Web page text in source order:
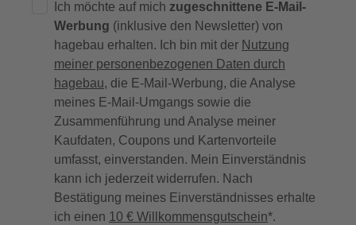
Ich möchte auf mich zugeschnittene E-Mail-
Werbung (inklusive den Newsletter) von
hagebau erhalten. Ich bin mit der Nutzung
meiner personenbezogenen Daten durch
hagebau, die E-Mail-Werbung, die Analyse
meines E-Mail-Umgangs sowie die
Zusammenführung und Analyse meiner
Kaufdaten, Coupons und Kartenvorteile
umfasst, einverstanden. Mein Einverständnis
kann ich jederzeit widerrufen. Nach
Bestätigung meines Einverständnisses erhalte
ich einen 10 € Willkommensgutschein*.